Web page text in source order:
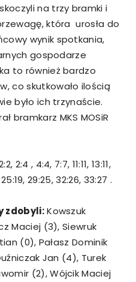
na trzy bramki i
która urosła do
wynik spotkania,
gospodarze
to również bardzo
co skutkowało ilością
było ich trzynaście.
bramkarz MKS MOSiR
2:4 , 4:4, 7:7, 11:11, 13:11,
25:19, 29:25, 32:26, 33:27 .
zdobyli:Kowszuk
Maciej (3), Siewruk
(0), Pałasz Dominik
Jan (4), Turek
(2), Wójcik Maciej